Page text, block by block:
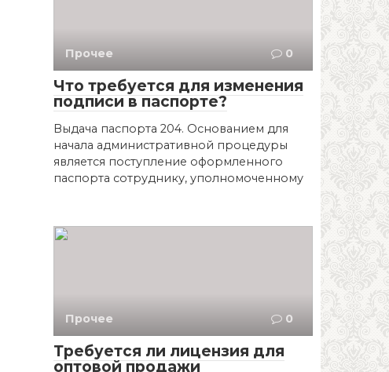
Прочее 0
Что требуется для изменения
подписи в паспорте?
Выдача паспорта 204. Основанием для
начала административной процедуры
является поступление оформленного
паспорта сотруднику, уполномоченному
Прочее 0
Требуется ли лицензия для
оптовой продажи